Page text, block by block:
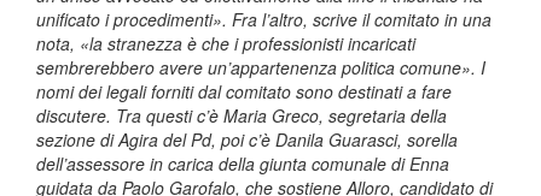
unificato i procedimenti». Fra l’altro, scrive il comitato in una
nota, «la stranezza è che i professionisti incaricati
sembrerebbero avere un’appartenenza politica comune». I
nomi dei legali forniti dal comitato sono destinati a fare
discutere. Tra questi c’è Maria Greco, segretaria della
sezione di Agira del Pd, poi c’è Danila Guarasci, sorella
dell’assessore in carica della giunta comunale di Enna
guidata da Paolo Garofalo, che sostiene Alloro, candidato di